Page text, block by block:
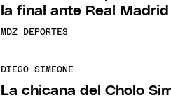
la final ante Real Madrid
MDZ DEPORTES
DIEGO SIMEONE
La chicana del Cholo